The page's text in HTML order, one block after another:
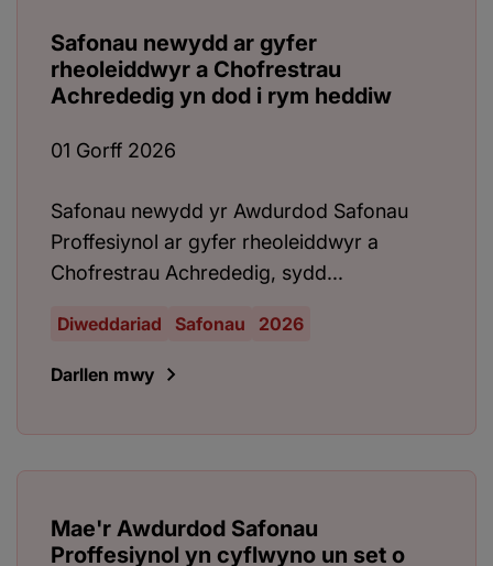
Safonau newydd ar gyfer
rheoleiddwyr a Chofrestrau
Achrededig yn dod i rym heddiw
01 Gorff 2026
Safonau newydd yr Awdurdod Safonau
Proffesiynol ar gyfer rheoleiddwyr a
Chofrestrau Achrededig, sydd...
Diweddariad Safonau 2026
Darllen mwy
Mae'r Awdurdod Safonau
Proffesiynol yn cyflwyno un set o